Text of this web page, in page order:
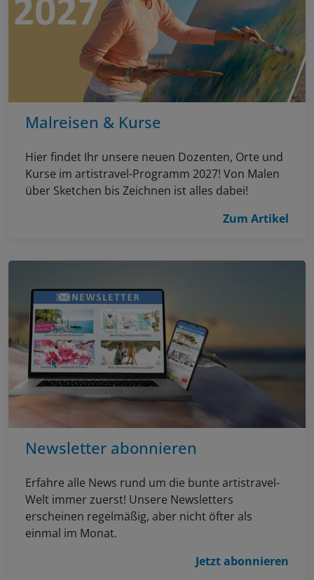
Malreisen & Kurse
Hier findet Ihr unsere neuen Dozenten, Orte und
Kurse im artistravel-Programm 2027! Von Malen
über Sketchen bis Zeichnen ist alles dabei!
Zum Artikel
Newsletter abonnieren
Erfahre alle News rund um die bunte artistravel-
Welt immer zuerst! Unsere Newsletters
erscheinen regelmäßig, aber nicht öfter als
einmal im Monat.
Jetzt abonnieren